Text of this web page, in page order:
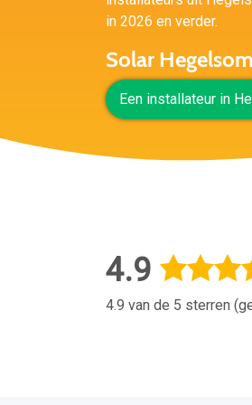
in 2026 en verder.
Solar
Een installateur in
4.9
4.9 van de 5 sterren